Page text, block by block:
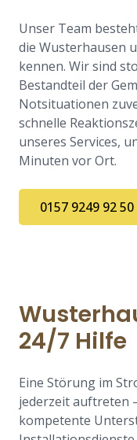
Unser Team
die Wusterhausen
kennen. Wir sind
Bestandteil der
Notsituationen
schnelle
unseres Services,
Minuten vor Ort.
0157 9249 92 50
24/7 Hilfe
Eine Störung im
jederzeit auftreten
kompetente